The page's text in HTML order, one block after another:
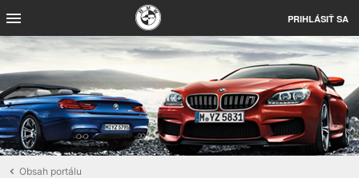
PRIHLÁSIŤ SA
Obsah portálu